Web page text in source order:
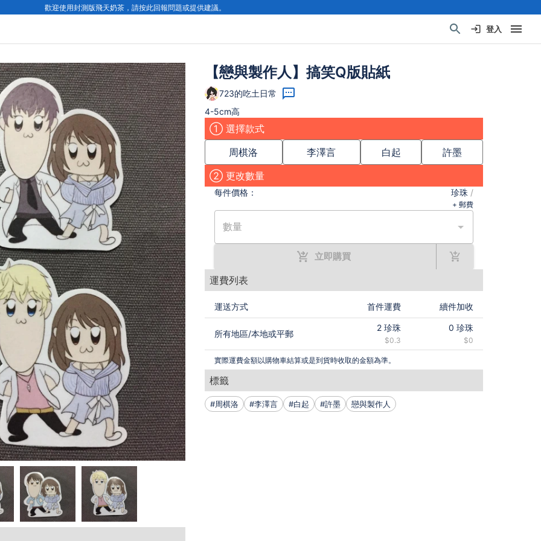
歡迎使用封測版飛天奶茶，請按此回報問題或提供建議。
登入
【戀與製作人】搞笑Q版貼紙
723的吃土日常
4-5cm高
① 選擇款式
周棋洛
李澤言 白起
許墨
② 更改數量
每件價格： 珍珠 /
+ 郵費
數量
立即購買
運費列表
運送方式 首件運費 續件加收
所有地區/本地或平郵
2珍珠
$0.3
0 珍珠
$0
實際運費金額以購物車結算或是到貨時收取的金額為準。
標籤
#周棋洛 #李澤言 #白起 #許墨 戀與製作人